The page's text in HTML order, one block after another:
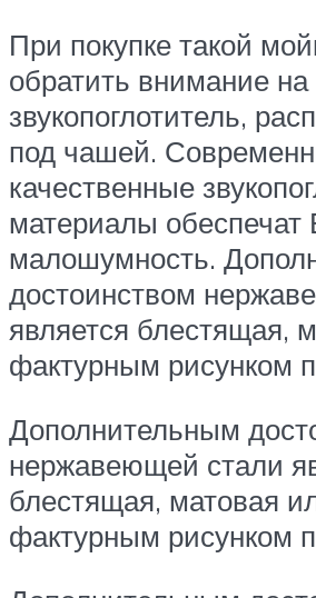
При покупке такой
обратить внимание на
звукопоглотитель,
под чашей.
качественные
материалы
малошумность.
достоинством
является блестящая,
фактурным рисунком
Дополнительным
нержавеющей стали
блестящая, матовая
фактурным рисунком